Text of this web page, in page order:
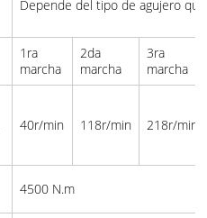
Depende del tipo de agujero
1ra
marcha
2da
marcha
3ra
marcha
40r/min 118r/min 218r/min
4500 N.m